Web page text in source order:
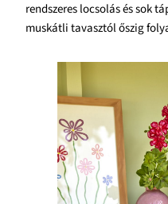
rendszeres locsolás és sok
muskátli tavasztól őszig